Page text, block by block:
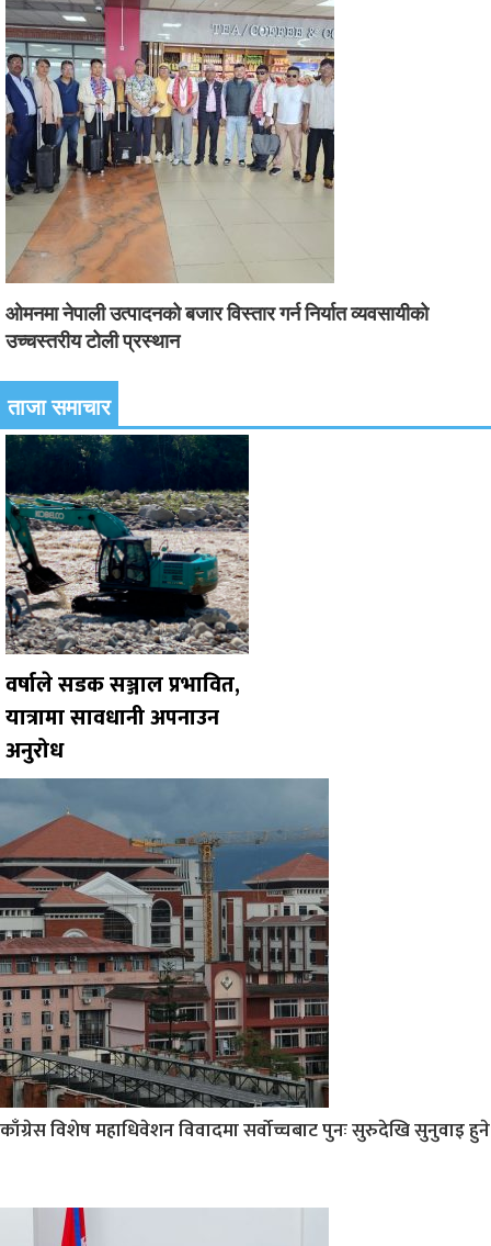
ओमनमा नेपाली उत्पादनको बजार विस्तार गर्न निर्यात व्यवसायीको
उच्चस्तरीय टोली प्रस्थान
ताजा समाचार
वर्षाले सडक सञ्जाल प्रभावित,
यात्रामा सावधानी अपनाउन
अनुरोध
काँग्रेस विशेष महाधिवेशन विवादमा सर्वोच्चबाट पुनः सुरुदेखि सुनुवाइ हुने